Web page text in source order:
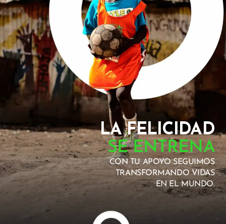
LA FELICIDAD
SE ENTRENA
CON TU APOYO SEGUIMOS
TRANSFORMANDO VIDAS
EN EL MUNDO.